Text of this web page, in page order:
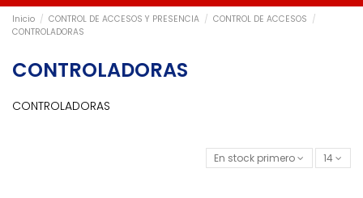
Inicio CONTROL DE ACCESOS Y PRESENCIA
CONTROL DE ACCESOS
CONTROLADORAS
CONTROLADORAS
CONTROLADORAS
En stock primero 14